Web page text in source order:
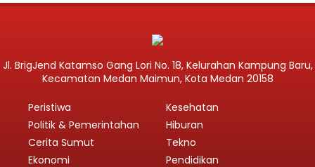
Jl. BrigJend Katamso Gang Lori No. 18, Kelurahan Kampung Baru,
Kecamatan Medan Maimun, Kota Medan 20158
Peristiwa
Politik & Pemerintahan
Cerita Sumut
Ekonomi
Kesehatan
Hiburan
Tekno
Pendidikan